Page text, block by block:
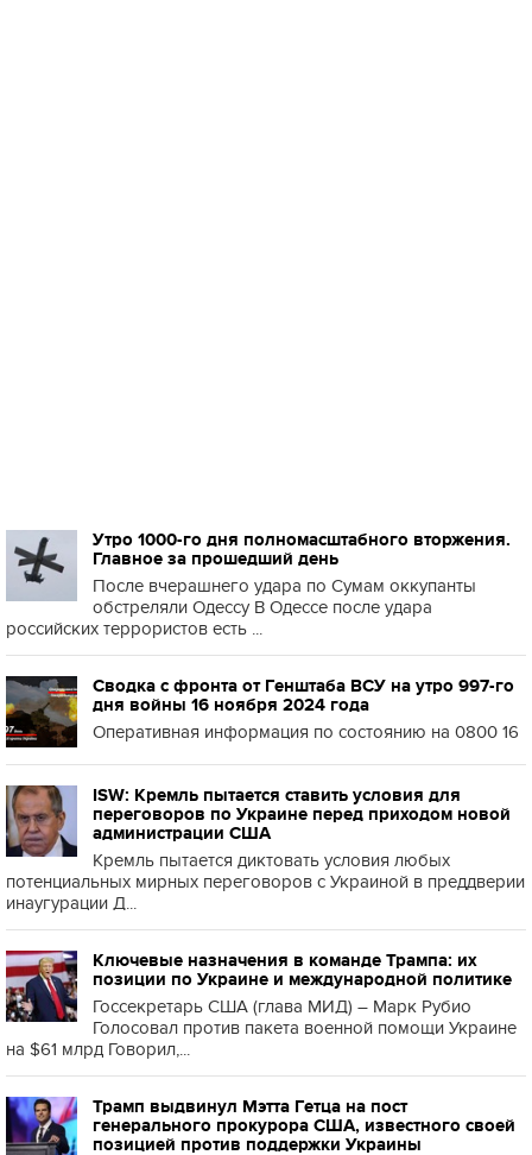
Утро 1000-го дня полномасштабного вторжения.
Главное за прошедший день
После вчерашнего удара по Сумам оккупанты
обстреляли Одессу В Одессе после удара
российских террористов есть ...
Сводка с фронта от Генштаба ВСУ на утро 997-го
дня войны 16 ноября 2024 года
Оперативная информация по состоянию на 0800 16
ISW: Кремль пытается ставить условия для
переговоров по Украине перед приходом новой
администрации США
Кремль пытается диктовать условия любых
потенциальных мирных переговоров с Украиной в преддверии
инаугурации Д...
Ключевые назначения в команде Трампа: их
позиции по Украине и международной политике
Госсекретарь США (глава МИД) – Марк Рубио
Голосовал против пакета военной помощи Украине
на $61 млрд Говорил,...
Трамп выдвинул Мэтта Гетца на пост
генерального прокурора США, известного своей
позицией против поддержки Украины